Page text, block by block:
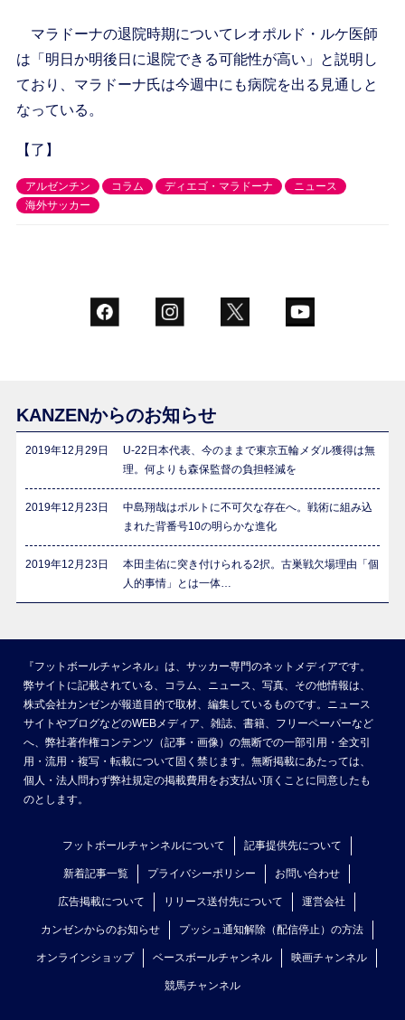
マラドーナの退院時期についてレオポルド・ルケ医師
は「明日か明後日に退院できる可能性が高い」と説明し
ており、マラドーナ氏は今週中にも病院を出る見通しと
なっている。
【了】
アルゼンチン コラム ディエゴ・マラドーナ
ニュース
海外サッカー
KANZENからのお知らせ
2019年12月29日
U-22日本代表、今のままで東京五輪メダル獲得は無
理。何よりも森保監督の負担軽減を
2019年12月23日
中島翔哉はポルトに不可欠な存在へ。戦術に組み込
まれた背番号10の明らかな進化
2019年12月23日
本田圭佑に突き付けられる2択。古巣戦欠場理由「個
人的事情」とは一体…
『フットボールチャンネル』は、サッカー専門のネットメディアです。
弊サイトに記載されている、コラム、ニュース、写真、その他情報は、
株式会社カンゼンが報道目的で取材、編集しているものです。ニュース
サイトやブログなどのWEBメディア、雑誌、書籍、フリーペーパーなど
へ、弊社著作権コンテンツ（記事・画像）の無断での一部引用・全文引
用・流用・複写・転載について固く禁じます。無断掲載にあたっては、
個人・法人問わず弊社規定の掲載費用をお支払い頂くことに同意したも
のとします。
フットボールチャンネルについて 記事提供先について
新着記事一覧 プライバシーポリシー お問い合わせ
広告掲載について リリース送付先について 運営会社
カンゼンからのお知らせ プッシュ通知解除（配信停止）の方法
オンラインショップ ベースボールチャンネル 映画チャンネル
競馬チャンネル